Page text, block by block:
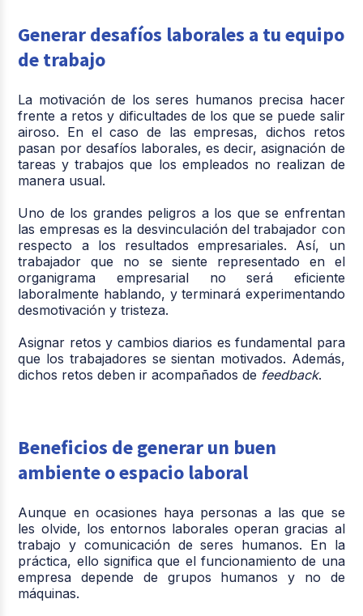
Generar desafíos laborales a tu equipo
de trabajo
La motivación de los seres humanos precisa hacer
frente a retos y dificultades de los que se puede salir
airoso. En el caso de las empresas, dichos retos
pasan por desafíos laborales, es decir, asignación de
tareas y trabajos que los empleados no realizan de
manera usual.
Uno de los grandes peligros a los que se enfrentan
las empresas es la desvinculación del trabajador con
respecto a los resultados empresariales. Así, un
trabajador que no se siente representado en el
organigrama empresarial no será eficiente
laboralmente hablando, y terminará experimentando
desmotivación y tristeza.
Asignar retos y cambios diarios es fundamental para
que los trabajadores se sientan motivados. Además,
dichos retos deben ir acompañados de feedback.
Beneficios de generar un buen
ambiente o espacio laboral
Aunque en ocasiones haya personas a las que se
les olvide, los entornos laborales operan gracias al
trabajo y comunicación de seres humanos. En la
práctica, ello significa que el funcionamiento de una
empresa depende de grupos humanos y no de
máquinas.